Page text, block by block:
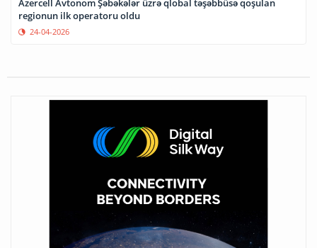
Azercell Avtonom Şəbəkələr üzrə qlobal təşəbbüsə qoşulan
regionun ilk operatoru oldu
24-04-2026